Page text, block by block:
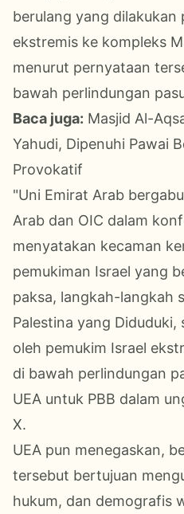
berulang yang dilakukan
ekstremis ke kompleks
menurut pernyataan
bawah perlindungan
Baca juga: Masjid Al-
Yahudi, Dipenuhi Pawai
Provokatif
"Uni Emirat Arab
Arab dan OIC dalam
menyatakan kecaman
pemukiman Israel yang
paksa, langkah-langkah
Palestina yang
oleh pemukim Israel
di bawah perlindungan
UEA untuk PBB dalam
X.
UEA pun menegaskan,
tersebut bertujuan
hukum, dan demografis